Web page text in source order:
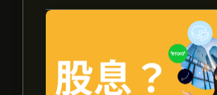
TRGP 现价为‎$‎260.95。
Targa Resources Corp 的平
格目标。